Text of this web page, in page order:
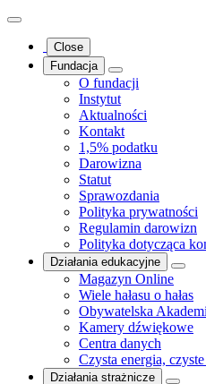
Close
Fundacja
O fundacji
Instytut
Aktualności
Kontakt
1,5% podatku
Darowizna
Statut
Sprawozdania
Polityka prywatności
Regulamin darowizn
Polityka dotycząca
Działania edukacyjne
Magazyn Online
Wiele hałasu o hałas
Obywatelska
Kamery dźwiękowe
Centra danych
Czysta energia,
Działania strażnicze